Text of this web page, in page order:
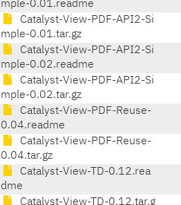
mple-0.01.readme
Catalyst-View-PDF-API2-Si
mple-0.01.tar.gz
Catalyst-View-PDF-API2-Si
mple-0.02.readme
Catalyst-View-PDF-API2-Si
mple-0.02.tar.gz
Catalyst-View-PDF-Reuse-
0.04.readme
Catalyst-View-PDF-Reuse-
0.04.tar.gz
Catalyst-View-TD-0.12.rea
dme
Catalyst-View-TD-0.12.tar.g